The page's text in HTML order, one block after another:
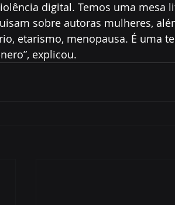
digital. Temos uma mesa
sobre autoras mulheres,
etarismo, menopausa. É uma
explicou.